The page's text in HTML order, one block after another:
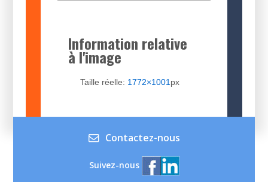
Information relative
à l'image
Taille réelle: 1772×1001 px
Contactez-nous
Suivez-nous